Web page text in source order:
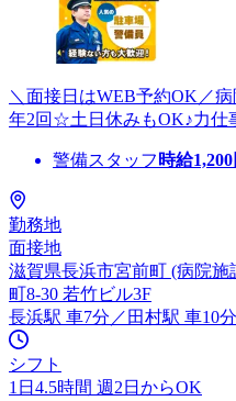
＼面接日はWEB予約OK／
年2回☆土日休みもOK♪力
警備スタッフ 時給1,200
勤務地
面接地
滋賀県長浜市宮前町 (病院
町8-30 若竹ビル3F
長浜駅 車7分／田村駅 車10
シフト
1日4.5時間 週2日からOK